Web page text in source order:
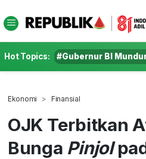
Hot Topics: #Gubernur BI
Ekonomi Finansial
OJK Terbitkan
Bunga Pinjol